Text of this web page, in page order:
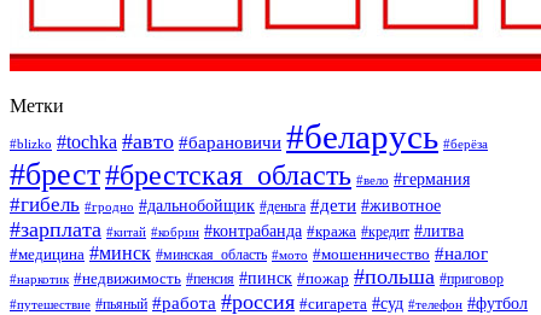
Метки
#blizko #tochka #авто #барановичи #беларусь #берёза
#брест#брестская_область #вело #германия
#гибель #гродно #дальнобойщик #деньга #дети #животное
#зарплата #китай #кобрин #контрабанда #кража #кредит #литва
#медицина #минск #минская_область #мото #мошенничество #налог
#наркотик #недвижимость #пенсия #пинск #пожар #польша #приговор
#путешествие #пьяный #работа #россия #сигарета #суд #телефон #футбол